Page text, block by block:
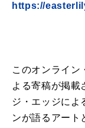
https://
このオンライン
よる寄稿が掲載
ジ・エッジによ
ンが語るアート